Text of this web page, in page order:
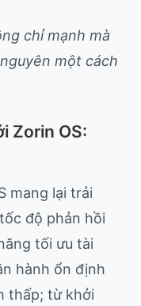
chỉ mạnh mà
một cách
Zorin OS:
mang lại trải
độ phản hồi
tối ưu tài
hành ổn định
thấp; từ khởi